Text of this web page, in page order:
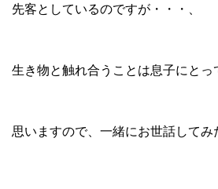
先客としているのですが・・・、
生き物と触れ合うことは息子にとっ
思いますので、一緒にお世話して